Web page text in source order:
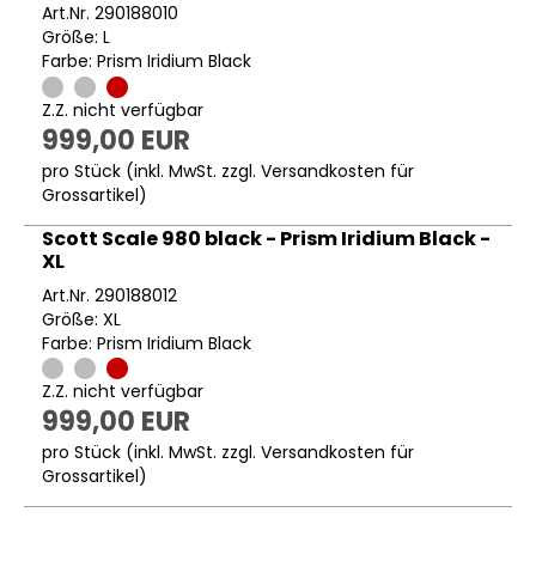
Art.Nr. 290188010
Größe: L
Farbe: Prism Iridium Black
Z.Z. nicht verfügbar
999,00 EUR
pro Stück (inkl. MwSt. zzgl. Versandkosten für
Grossartikel)
Scott Scale 980 black - Prism Iridium Black -
XL
Art.Nr. 290188012
Größe: XL
Farbe: Prism Iridium Black
Z.Z. nicht verfügbar
999,00 EUR
pro Stück (inkl. MwSt. zzgl. Versandkosten für
Grossartikel)